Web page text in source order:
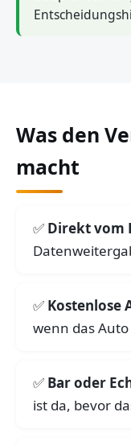
Was den
macht
Direkt vom
Kostenlose
wenn das
Bar oder
ist da, bevor